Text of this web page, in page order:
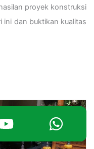
proyek konstruksi
ini dan buktikan kualitas